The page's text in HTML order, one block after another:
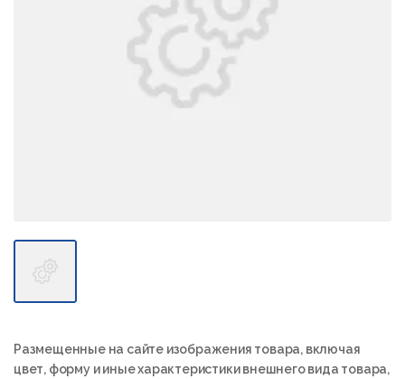
Размещенные на сайте изображения товара, включая
цвет, форму и иные характеристики внешнего вида товара,